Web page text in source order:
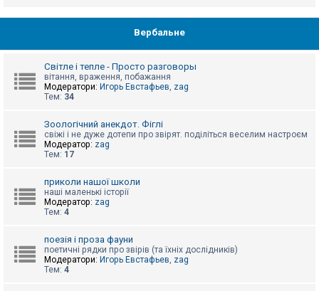
Вербальне
Світле і тепле - Просто разговоры
вітання, враження, побажання
Модератори: Игорь Евстафьев, zag
Тем: 34
Зоологічний анекдот. Фіглі
свіжі і не дуже дотепи про звірят. поділіться веселим настроєм
Модератор: zag
Тем: 17
приколи нашої школи
наші маленькі історії
Модератор: zag
Тем: 4
поезія і проза фауни
поетичні рядки про звірів (та їхніх дослідників)
Модератори: Игорь Евстафьев, zag
Тем: 4